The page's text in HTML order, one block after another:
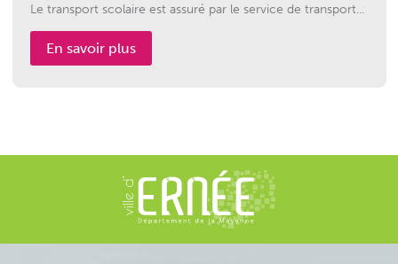
Le transport scolaire est assuré par le service de transport...
En savoir plus